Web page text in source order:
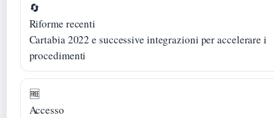
🔄
Riforme recenti
Cartabia 2022 e successive integrazioni per accelerare i
procedimenti
🆓
Accesso